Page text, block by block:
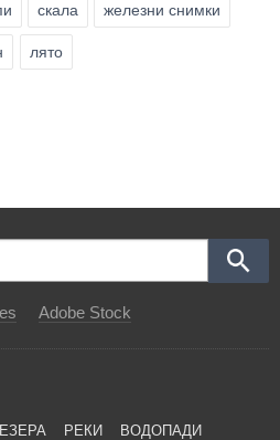
скала железни снимки
лято
Adobe Stock
ЕЗЕРА РЕКИ ВОДОПАДИ